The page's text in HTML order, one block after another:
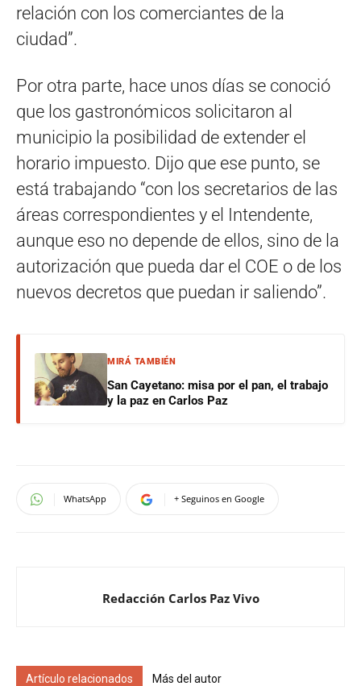
relación con los comerciantes de la
ciudad”.
Por otra parte, hace unos días se conoció
que los gastronómicos solicitaron al
municipio la posibilidad de extender el
horario impuesto. Dijo que ese punto, se
está trabajando “con los secretarios de las
áreas correspondientes y el Intendente,
aunque eso no depende de ellos, sino de la
autorización que pueda dar el COE o de los
nuevos decretos que puedan ir saliendo”.
MIRÁ TAMBIÉN
San Cayetano: misa por el pan, el trabajo
y la paz en Carlos Paz
WhatsApp + Seguinos en Google
Redacción Carlos Paz Vivo
Artículo relacionados Más del autor